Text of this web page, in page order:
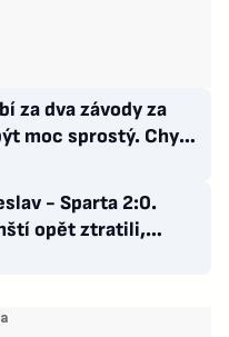
za dva závody za
moc sprostý. Chybí
- Sparta 2:0.
opět ztratili,
v první půli